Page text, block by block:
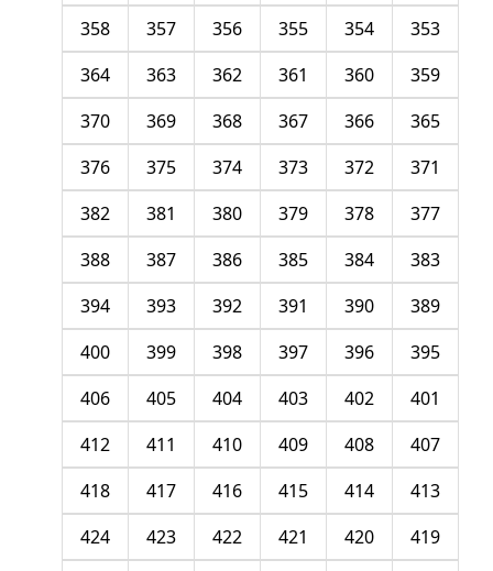
353
354
355
356
357
358
359
360
361
362
363
364
365
366
367
368
369
370
371
372
373
374
375
376
377
378
379
380
381
382
383
384
385
386
387
388
389
390
391
392
393
394
395
396
397
398
399
400
401
402
403
404
405
406
407
408
409
410
411
412
413
414
415
416
417
418
419
420
421
422
423
424